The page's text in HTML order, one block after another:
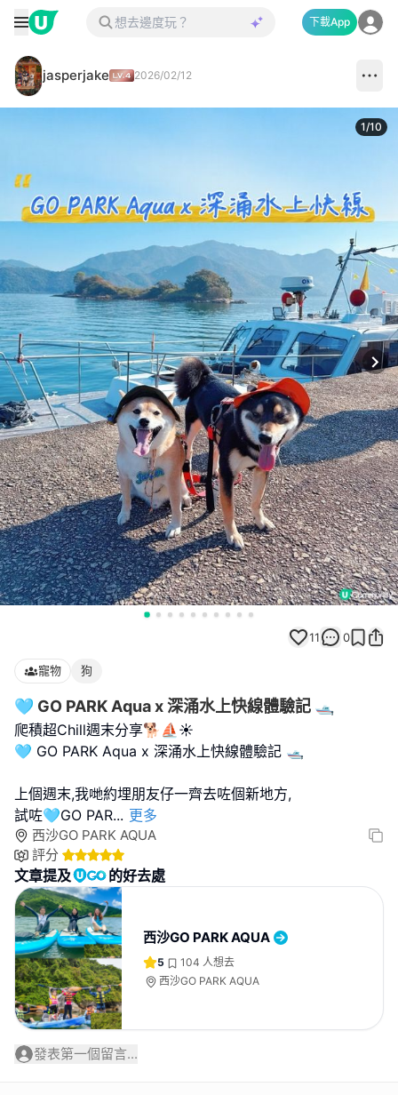
下載App
jasperjake 2026/02/12
1/10
11 0
寵物 狗
🩵 GO PARK Aqua x 深涌水上快線體驗記 🛥️
爬積超Chill週末分享🐕⛵️☀️
🩵 GO PARK Aqua x 深涌水上快線體驗記 🛥️
上個週末,我哋約埋朋友仔一齊去咗個新地方,
試咗🩵GO PAR... 更多
西沙GO PARK AQUA
評分
文章提及 的好去處
西沙GO PARK AQUA
5 104 人想去
西沙GO PARK AQUA
發表第一個留言...